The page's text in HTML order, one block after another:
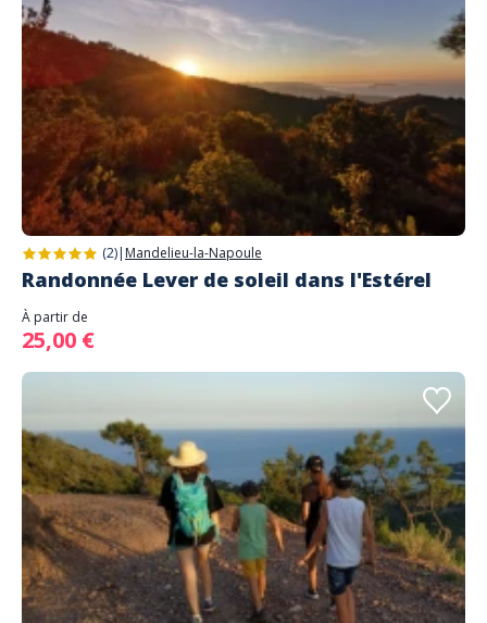
(2)| Mandelieu-la-Napoule
Randonnée Lever de soleil dans l'Estérel
À partir de
25,00 €